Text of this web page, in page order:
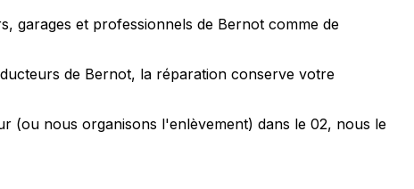
garages et professionnels de Bernot comme de
de Bernot, la réparation conserve votre
(ou nous organisons l'enlèvement) dans le 02, nous le